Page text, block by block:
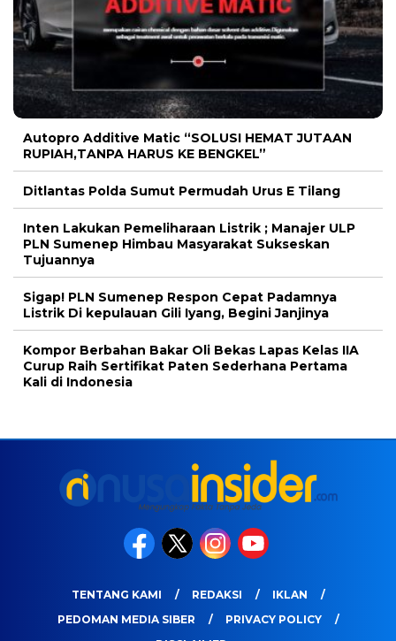
Autopro Additive Matic “SOLUSI HEMAT JUTAAN
RUPIAH,TANPA HARUS KE BENGKEL”
Ditlantas Polda Sumut Permudah Urus E Tilang
Inten Lakukan Pemeliharaan Listrik ; Manajer ULP
PLN Sumenep Himbau Masyarakat Sukseskan
Tujuannya
Sigap! PLN Sumenep Respon Cepat Padamnya
Listrik Di kepulauan Gili Iyang, Begini Janjinya
Kompor Berbahan Bakar Oli Bekas Lapas Kelas IIA
Curup Raih Sertifikat Paten Sederhana Pertama
Kali di Indonesia
TENTANG KAMI REDAKSI
IKLAN
PEDOMAN MEDIA SIBER
PRIVACY POLICY